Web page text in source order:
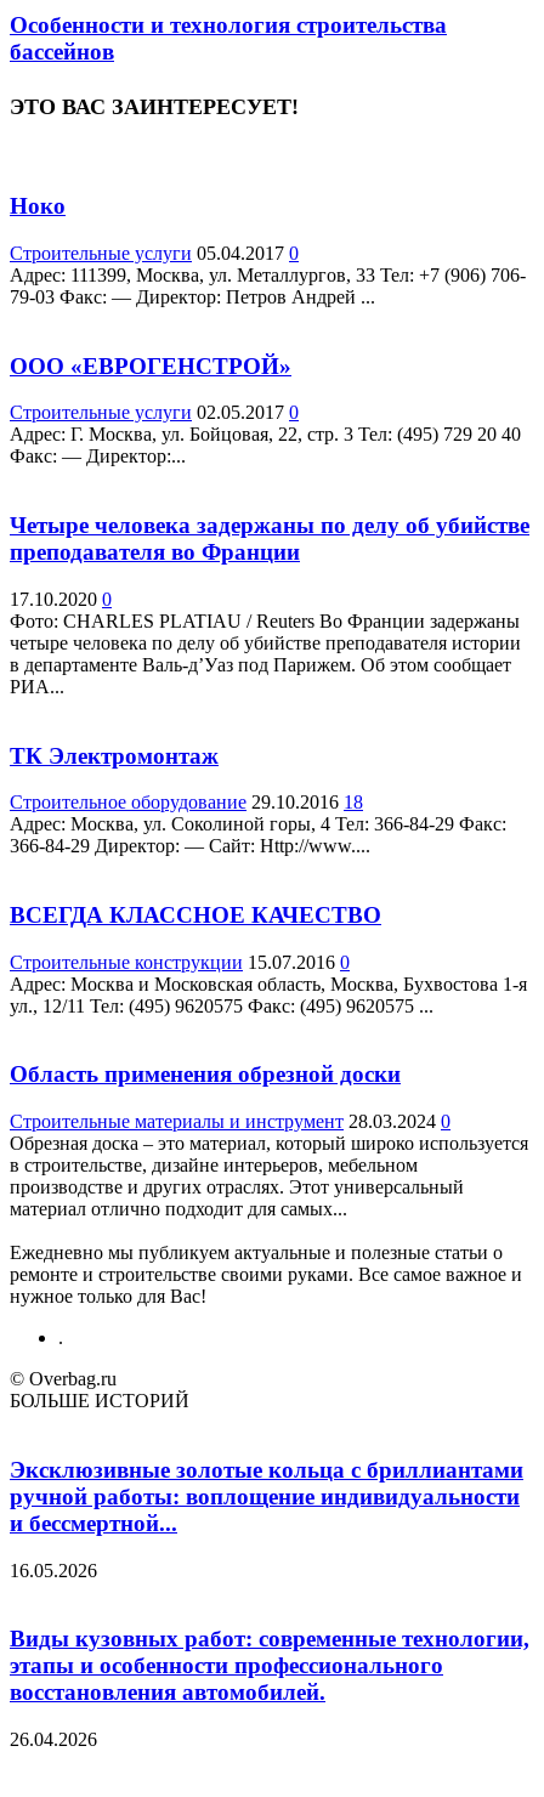
Особенности и технология строительства
бассейнов
ЭТО ВАС ЗАИНТЕРЕСУЕТ!
Ноко
Строительные услуги 05.04.2017 0
Адрес: 111399, Москва, ул. Металлургов, 33 Teл: +7 (906) 706-
79-03 Факс: — Директор: Петров Андрей ...
ООО «ЕВРОГЕНСТРОЙ»
Строительные услуги 02.05.2017 0
Адрес: Г. Москва, ул. Бойцовая, 22, стр. 3 Teл: (495) 729 20 40
Факс: — Директор:...
Четыре человека задержаны по делу об убийстве
преподавателя во Франции
17.10.2020 0
Фото: CHARLES PLATIAU / Reuters Во Франции задержаны
четыре человека по делу об убийстве преподавателя истории
в департаменте Валь-д’Уаз под Парижем. Об этом сообщает
РИА...
ТК Электромонтаж
Строительное оборудование 29.10.2016 18
Адрес: Москва, ул. Соколиной горы, 4 Teл: 366-84-29 Факс:
366-84-29 Директор: — Сайт: Http://www....
ВСЕГДА КЛАССНОЕ КАЧЕСТВО
Строительные конструкции 15.07.2016 0
Адрес: Москва и Московская область, Москва, Бухвостова 1-я
ул., 12/11 Teл: (495) 9620575 Факс: (495) 9620575 ...
Область применения обрезной доски
Строительные материалы и инструмент 28.03.2024 0
Обрезная доска – это материал, который широко используется
в строительстве, дизайне интерьеров, мебельном
производстве и других отраслях. Этот универсальный
материал отлично подходит для самых...
Ежедневно мы публикуем актуальные и полезные статьи о
ремонте и строительстве своими руками. Все самое важное и
нужное только для Вас!
.
© Overbag.ru
БОЛЬШЕ ИСТОРИЙ
Эксклюзивные золотые кольца с бриллиантами
ручной работы: воплощение индивидуальности
и бессмертной...
16.05.2026
Виды кузовных работ: современные технологии,
этапы и особенности профессионального
восстановления автомобилей.
26.04.2026